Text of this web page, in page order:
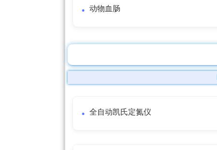
动物血肠
全自动凯氏定氮仪